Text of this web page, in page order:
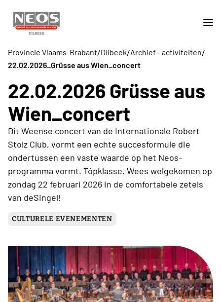
Provincie Vlaams-Brabant/Dilbeek/Archief - activiteiten/
22.02.2026_Grüsse aus Wien_concert
22.02.2026 Grüsse aus
Wien_concert
Dit Weense concert van de Internationale Robert
Stolz Club, vormt een echte succesformule die
ondertussen een vaste waarde op het Neos-
programma vormt. Tópklasse. Wees welgekomen op
zondag 22 februari 2026 in de comfortabele zetels
van deSingel!
CULTURELE EVENEMENTEN